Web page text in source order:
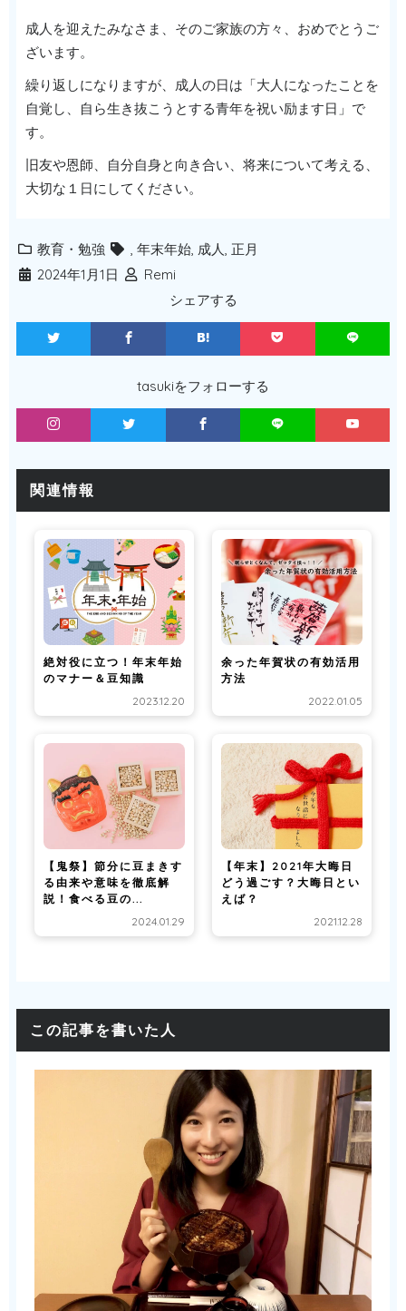
成人を迎えたみなさま、そのご家族の方々、おめでとうご
ざいます。
繰り返しになりますが、成人の日は「大人になったことを
自覚し、自ら生き抜こうとする青年を祝い励ます日」で
す。
旧友や恩師、自分自身と向き合い、将来について考える、
大切な１日にしてください。
教育・勉強 , 年末年始, 成人, 正月
2024年1月1日
Remi
シェアする
tasukiをフォローする
関連情報
絶対役に立つ！年末年始
のマナー＆豆知識
2023.12.20
余った年賀状の有効活用
方法
2022.01.05
【鬼祭】節分に豆まきす
る由来や意味を徹底解
説！食べる豆の...
2024.01.29
【年末】2021年大晦日
どう過ごす？大晦日とい
えば？
2021.12.28
この記事を書いた人